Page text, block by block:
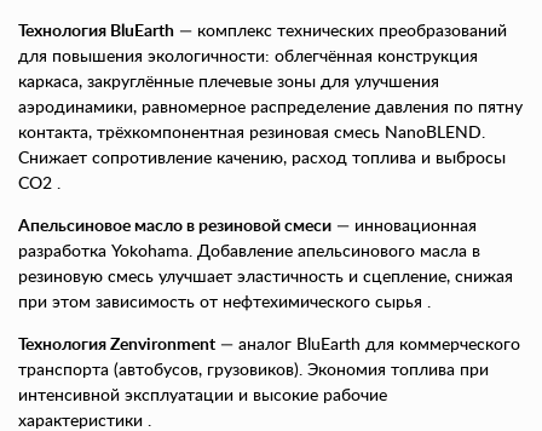
Технология BluEarth — комплекс технических преобразований
для повышения экологичности: облегчённая конструкция
каркаса, закруглённые плечевые зоны для улучшения
аэродинамики, равномерное распределение давления по пятну
контакта, трёхкомпонентная резиновая смесь NanoBLEND.
Снижает сопротивление качению, расход топлива и выбросы
CO2 .
Апельсиновое масло в резиновой смеси — инновационная
разработка Yokohama. Добавление апельсинового масла в
резиновую смесь улучшает эластичность и сцепление, снижая
при этом зависимость от нефтехимического сырья .
Технология Zenvironment — аналог BluEarth для коммерческого
транспорта (автобусов, грузовиков). Экономия топлива при
интенсивной эксплуатации и высокие рабочие
характеристики .